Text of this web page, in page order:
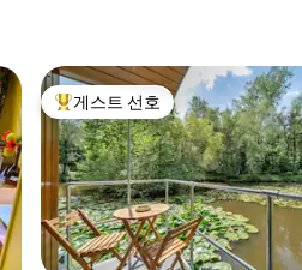
상위 게스트 선호
게스트 선호